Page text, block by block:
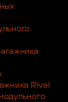
Rival